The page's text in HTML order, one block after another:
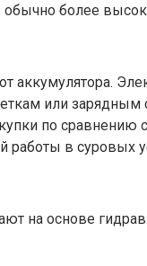
более
аккумулятора.
или зарядным
по сравнению
работы в суровых
на основе